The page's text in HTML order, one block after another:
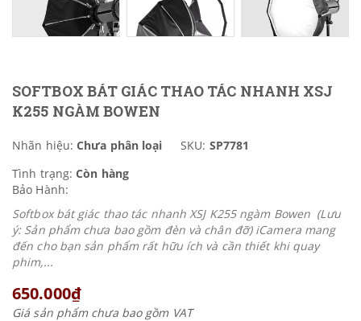
SOFTBOX BÁT GIÁC THAO TÁC NHANH XSJ
K255 NGÀM BOWEN
Nhãn hiệu: Chưa phân loại SKU: SP7781
Tình trạng: Còn hàng
Bảo Hành:
Softbox bát giác thao tác nhanh XSJ K255 ngàm Bowen (Lưu
ý: Sản phẩm chưa bao gồm đèn và chân đỡ) iCamera mang
đến cho bạn sản phẩm rất hữu ích và cần thiết khi quay
phim,...
650.000₫
Giá sản phẩm chưa bao gồm VAT